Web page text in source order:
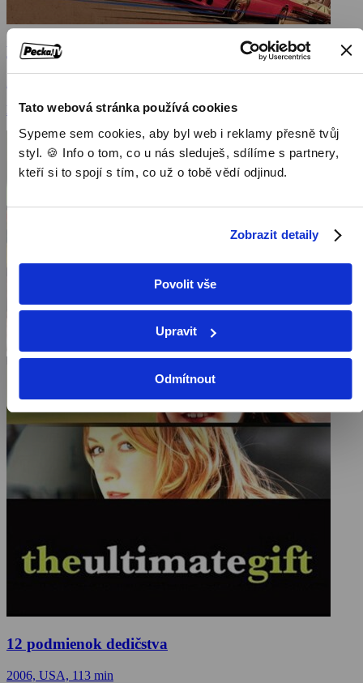
Tato webová stránka používá cookies
Sypeme sem cookies, aby byl web i reklamy přesně tvůj
styl. 🍪 Info o tom, co u nás sleduješ, sdílíme s partnery,
kteří si to spojí s tím, co už o tobě vědí odjinud.
Zobrazit detaily
Povolit vše
Upravit
Odmítnout
Baby Driver
Filmy / Akční filmy / Dramatické filmy
12 podmienok dedičstva
2006, USA, 113 min